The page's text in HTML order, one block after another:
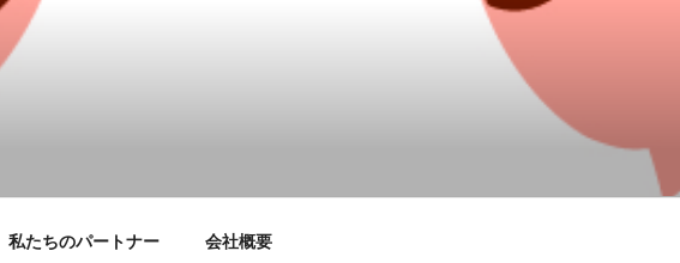
私たちのパートナー 会社概要